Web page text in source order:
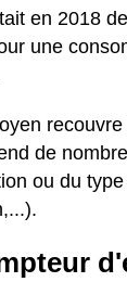
en 2018
une
de
ou du